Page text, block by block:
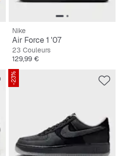
Nike
Air Force 1 '07
23 Couleurs
Prix
129,99 €
-23%